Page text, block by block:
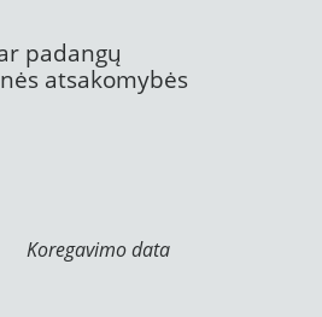
padangų
atsakomybės
Koregavimo data